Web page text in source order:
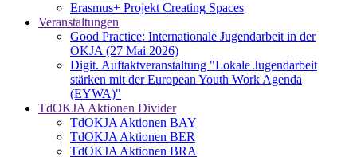
Erasmus+ Projekt Creating Spaces
Veranstaltungen
Good Practice: Internationale Jugendarbeit in der
OKJA (27 Mai 2026)
Digit. Auftaktveranstaltung "Lokale Jugendarbeit
stärken mit der European Youth Work Agenda
(EYWA)"
TdOKJA Aktionen Divider
TdOKJA Aktionen BAY
TdOKJA Aktionen BER
TdOKJA Aktionen BRA